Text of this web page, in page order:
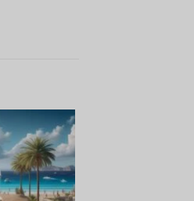
Ajouter
à la liste
de
souhaits